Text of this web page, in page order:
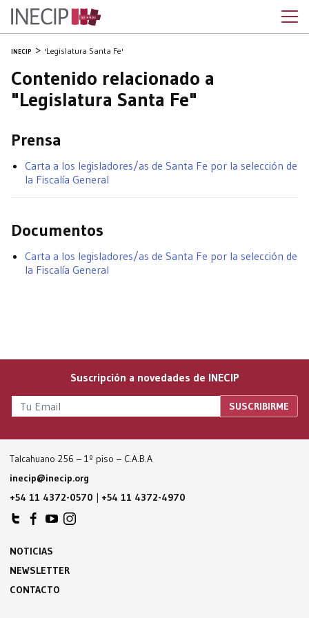
INECIP 'Legislatura Santa Fe'
Contenido relacionado a
"Legislatura Santa Fe"
Prensa
Carta a los legisladores/as de Santa Fe por la selección de
la Fiscalía General
Documentos
Carta a los legisladores/as de Santa Fe por la selección de
la Fiscalía General
Suscripción a novedades de INECIP
Talcahuano 256 – 1º piso – C.A.B.A
inecip@inecip.org
+54 11 4372-0570 | +54 11 4372-4970
NOTICIAS
NEWSLETTER
CONTACTO